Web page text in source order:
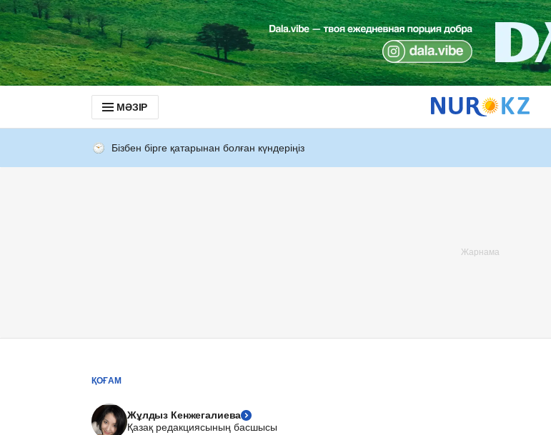
МӘЗІР
Бізбен бірге қатарынан болған күндеріңіз
ҚОҒАМ
Жұлдыз Кенжегалиева
Қазақ редакциясының басшысы